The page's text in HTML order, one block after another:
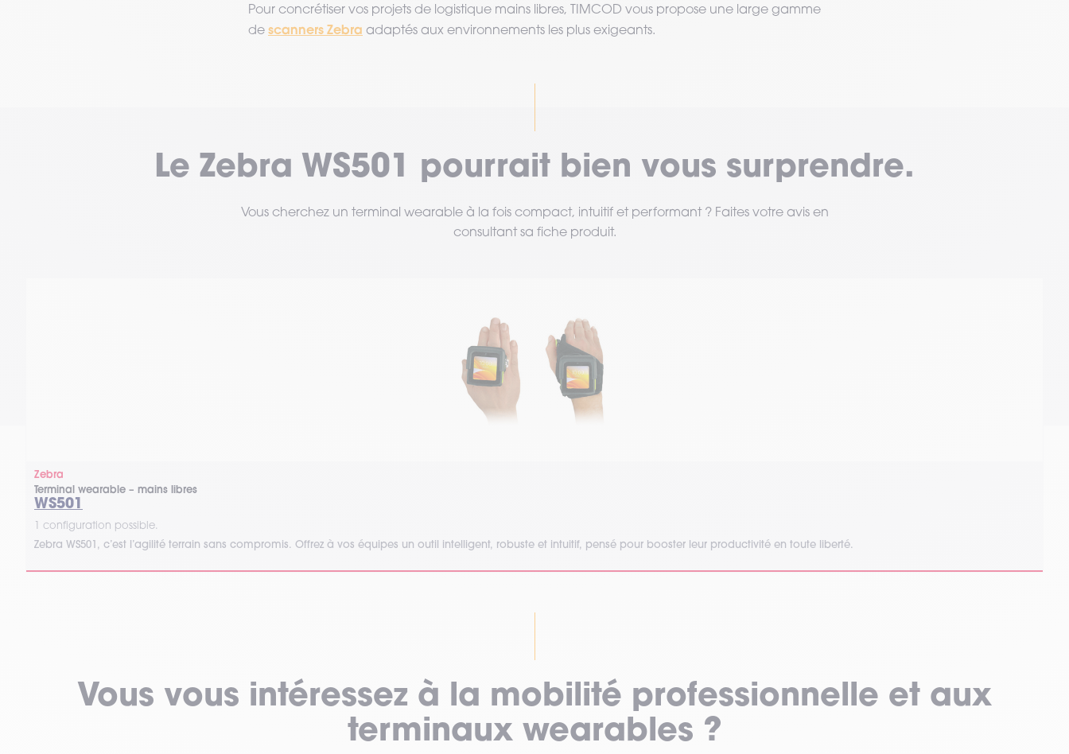
Pour concrétiser vos projets de logistique mains libres, TIMCOD vous propose une large gamme
de scanners Zebra adaptés aux environnements les plus exigeants.
Le Zebra WS501 pourrait bien vous surprendre.
Vous cherchez un terminal wearable à la fois compact, intuitif et performant ? Faites votre avis en
consultant sa fiche produit.
Zebra
Terminal wearable – mains libres
WS501
1 configuration possible.
Zebra WS501, c’est l’agilité terrain sans compromis. Offrez à vos équipes un outil intelligent, robuste et intuitif, pensé pour booster leur productivité en toute liberté.
Vous vous intéressez à la mobilité professionnelle et aux
terminaux wearables ?